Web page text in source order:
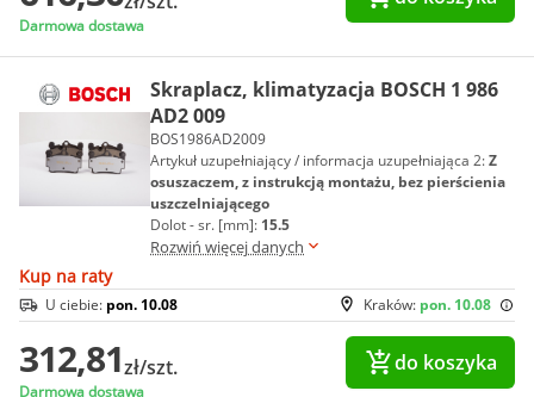
Darmowa dostawa
Skraplacz, klimatyzacja BOSCH 1 986
AD2 009
BOS1986AD2009
Artykuł uzupełniający / informacja uzupełniająca 2:Z
osuszaczem, z instrukcją montażu, bez pierścienia
uszczelniającego
Dolot - sr. [mm]: 15.5
Rozwiń więcej danych
Kup na raty
Kraków: pon. 10.08
U ciebie: pon. 10.08
312,81zł/szt.
Darmowa dostawa
do koszyka